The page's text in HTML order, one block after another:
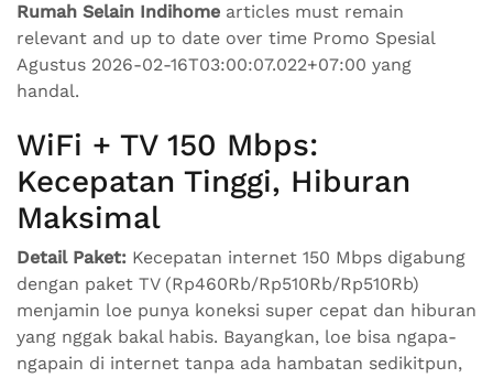
Rumah Selain Indihome articles must remain
relevant and up to date over time Promo Spesial
Agustus 2026-02-16T03:00:07.022+07:00 yang
handal.
WiFi + TV 150 Mbps:
Kecepatan Tinggi, Hiburan
Maksimal
Detail Paket: Kecepatan internet 150 Mbps digabung
dengan paket TV (Rp460Rb/Rp510Rb/Rp510Rb)
menjamin loe punya koneksi super cepat dan hiburan
yang nggak bakal habis. Bayangkan, loe bisa ngapa-
ngapain di internet tanpa ada hambatan sedikitpun,